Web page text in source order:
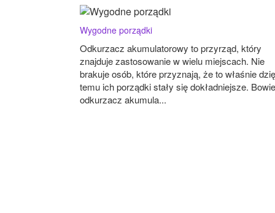
Wygodne porządki
Odkurzacz akumulatorowy to przyrząd, który
znajduje zastosowanie w wielu miejscach. Nie
brakuje osób, które przyznają, że to właśnie
temu ich porządki stały się dokładniejsze.
odkurzacz akumula...